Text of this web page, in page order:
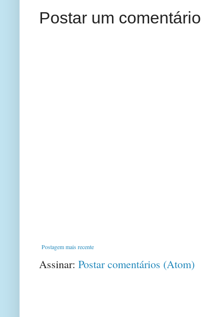
Postar um comentário
Postagem mais recente
Assinar: Postar comentários (Atom)